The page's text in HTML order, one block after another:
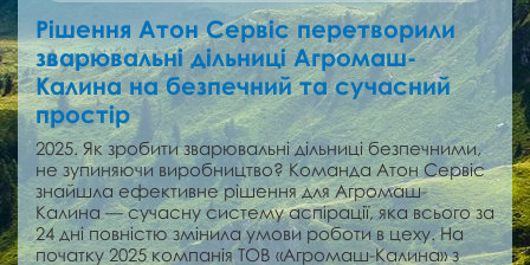
Рішення Атон Сервіс перетворили
зварювальні дільниці Агромаш-
Калина на безпечний та сучасний
простір
2025. Як зробити зварювальні дільниці безпечними,
не зупиняючи виробництво? Команда Атон Сервіс
знайшла ефективне рішення для Агромаш-
Калина — сучасну систему аспірації, яка всього за
24 дні повністю змінила умови роботи в цеху. На
початку 2025 компанія ТОВ «Агромаш-Калина» з